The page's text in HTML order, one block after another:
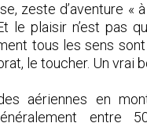
zeste d’aventure «
le plaisir n’est pas
tous les sens
le toucher. Un vrai
aériennes en
entre